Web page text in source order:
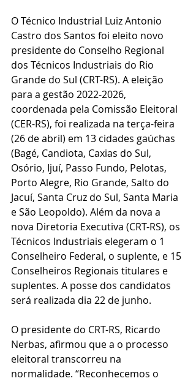
O Técnico Industrial Luiz Antonio
Castro dos Santos foi eleito novo
presidente do Conselho Regional
dos Técnicos Industriais do Rio
Grande do Sul (CRT-RS). A eleição
para a gestão 2022-2026,
coordenada pela Comissão Eleitoral
(CER-RS), foi realizada na terça-feira
(26 de abril) em 13 cidades gaúchas
(Bagé, Candiota, Caxias do Sul,
Osório, Ijuí, Passo Fundo, Pelotas,
Porto Alegre, Rio Grande, Salto do
Jacuí, Santa Cruz do Sul, Santa Maria
e São Leopoldo). Além da nova a
nova Diretoria Executiva (CRT-RS), os
Técnicos Industriais elegeram o 1
Conselheiro Federal, o suplente, e 15
Conselheiros Regionais titulares e
suplentes. A posse dos candidatos
será realizada dia 22 de junho.
O presidente do CRT-RS, Ricardo
Nerbas, afirmou que a o processo
eleitoral transcorreu na
normalidade. “Reconhecemos o